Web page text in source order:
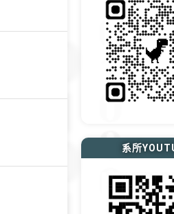
系所